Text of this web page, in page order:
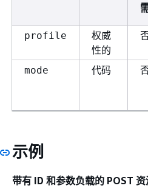
profile
权威
性的
mode 代码
示例
带有 ID 和参数负载的 POST